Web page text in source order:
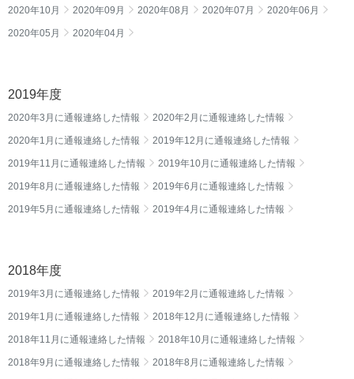
2020年10月 2020年09月 2020年08月 2020年07月 2020年06月
2020年05月 2020年04月
2019年度
2020年3月に通報連絡した情報 2020年2月に通報連絡した情報
2020年1月に通報連絡した情報 2019年12月に通報連絡した情報
2019年11月に通報連絡した情報 2019年10月に通報連絡した情報
2019年8月に通報連絡した情報 2019年6月に通報連絡した情報
2019年5月に通報連絡した情報 2019年4月に通報連絡した情報
2018年度
2019年3月に通報連絡した情報 2019年2月に通報連絡した情報
2019年1月に通報連絡した情報 2018年12月に通報連絡した情報
2018年11月に通報連絡した情報 2018年10月に通報連絡した情報
2018年9月に通報連絡した情報 2018年8月に通報連絡した情報